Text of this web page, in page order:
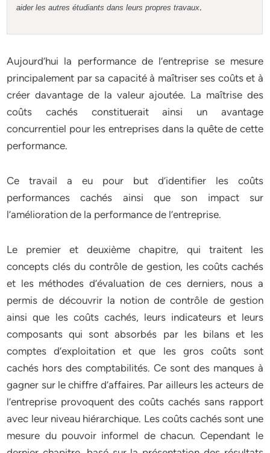
aider les autres étudiants dans leurs propres travaux.
Aujourd’hui la performance de l’entreprise se mesure
principalement par sa capacité à maîtriser ses coûts et à
créer davantage de la valeur ajoutée. La maîtrise des
coûts cachés constituerait ainsi un avantage
concurrentiel pour les entreprises dans la quête de cette
performance.
Ce travail a eu pour but d’identifier les coûts
performances cachés ainsi que son impact sur
l’amélioration de la performance de l’entreprise.
Le premier et deuxième chapitre, qui traitent les
concepts clés du contrôle de gestion, les coûts cachés
et les méthodes d’évaluation de ces derniers, nous a
permis de découvrir la notion de contrôle de gestion
ainsi que les coûts cachés, leurs indicateurs et leurs
composants qui sont absorbés par les bilans et les
comptes d’exploitation et que les gros coûts sont
cachés hors des comptabilités. Ce sont des manques à
gagner sur le chiffre d’affaires. Par ailleurs les acteurs de
l’entreprise provoquent des coûts cachés sans rapport
avec leur niveau hiérarchique. Les coûts cachés sont une
mesure du pouvoir informel de chacun. Cependant le